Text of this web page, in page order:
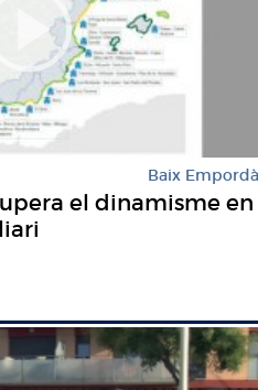
Baix Empordà
el dinamisme en